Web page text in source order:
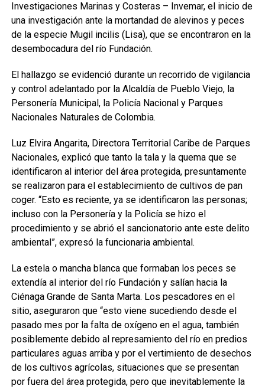
Investigaciones Marinas y Costeras – Invemar, el inicio de
una investigación ante la mortandad de alevinos y peces
de la especie Mugil incilis (Lisa), que se encontraron en la
desembocadura del río Fundación.
El hallazgo se evidenció durante un recorrido de vigilancia
y control adelantado por la Alcaldía de Pueblo Viejo, la
Personería Municipal, la Policía Nacional y Parques
Nacionales Naturales de Colombia.
Luz Elvira Angarita, Directora Territorial Caribe de Parques
Nacionales, explicó que tanto la tala y la quema que se
identificaron al interior del área protegida, presuntamente
se realizaron para el establecimiento de cultivos de pan
coger. “Esto es reciente, ya se identificaron las personas;
incluso con la Personería y la Policía se hizo el
procedimiento y se abrió el sancionatorio ante este delito
ambiental”, expresó la funcionaria ambiental.
La estela o mancha blanca que formaban los peces se
extendía al interior del río Fundación y salían hacia la
Ciénaga Grande de Santa Marta. Los pescadores en el
sitio, aseguraron que “esto viene sucediendo desde el
pasado mes por la falta de oxígeno en el agua, también
posiblemente debido al represamiento del río en predios
particulares aguas arriba y por el vertimiento de desechos
de los cultivos agrícolas, situaciones que se presentan
por fuera del área protegida, pero que inevitablemente la